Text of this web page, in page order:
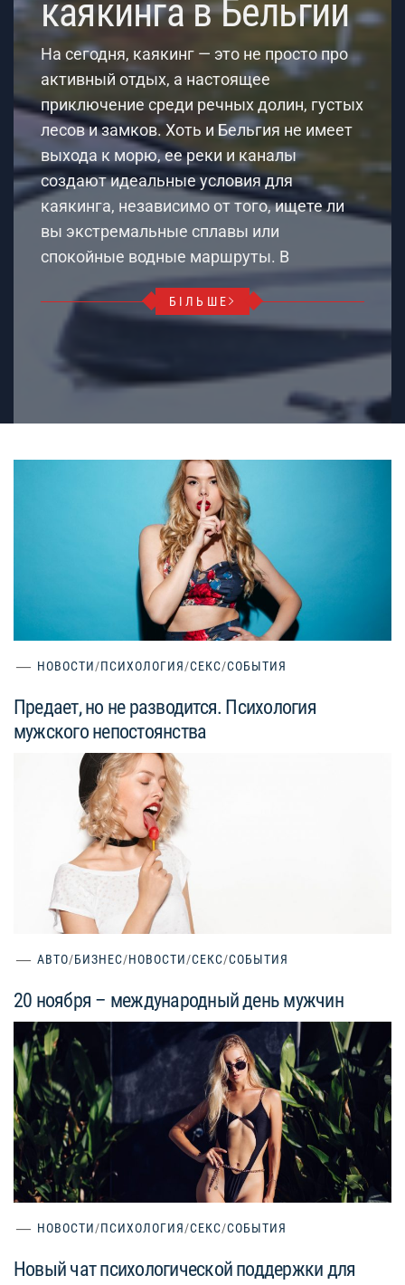
каякинга в Бельгии
На сегодня, каякинг — это не просто про
активный отдых, а настоящее
приключение среди речных долин, густых
лесов и замков. Хоть и Бельгия не имеет
выхода к морю, ее реки и каналы
создают идеальные условия для
каякинга, независимо от того, ищете ли
вы экстремальные сплавы или
спокойные водные маршруты. В
БІЛЬШЕ
НОВОСТИ/ПСИХОЛОГИЯ/СЕКС/СОБЫТИЯ
Предает, но не разводится. Психология
мужского непостоянства
АВТО/БИЗНЕС/НОВОСТИ/СЕКС/СОБЫТИЯ
20 ноября – международный день мужчин
НОВОСТИ/ПСИХОЛОГИЯ/СЕКС/СОБЫТИЯ
Новый чат психологической поддержки для